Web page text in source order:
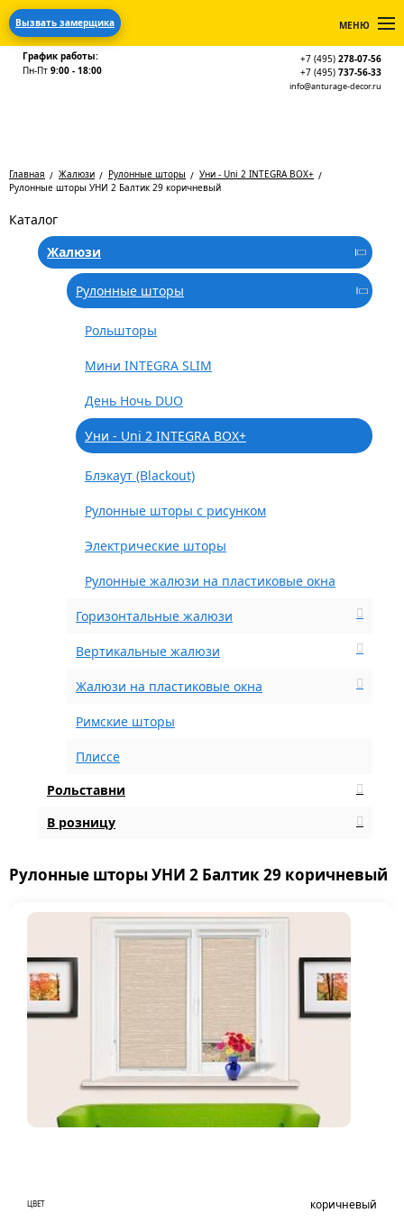
Вызвать замерщика МЕНЮ
График работы:
Пн-Пт 9:00 - 18:00
+7 (495) 278-07-56
+7 (495) 737-56-33
info@anturage-decor.ru
Главная Жалюзи Рулонные шторы
Уни - Uni 2 INTEGRA BOX+
Рулонные шторы УНИ 2 Балтик 29 коричневый
Каталог
Жалюзи
Рулонные шторы
Рольшторы
Мини INTEGRA SLIM
День Ночь DUO
Уни - Uni 2 INTEGRA BOX+
Блэкаут (Blackout)
Рулонные шторы с рисунком
Электрические шторы
Рулонные жалюзи на пластиковые окна
Горизонтальные жалюзи
Вертикальные жалюзи
Жалюзи на пластиковые окна
Римские шторы
Плиссе
Рольставни
В розницу
Рулонные шторы УНИ 2 Балтик 29 коричневый
ЦВЕТ коричневый